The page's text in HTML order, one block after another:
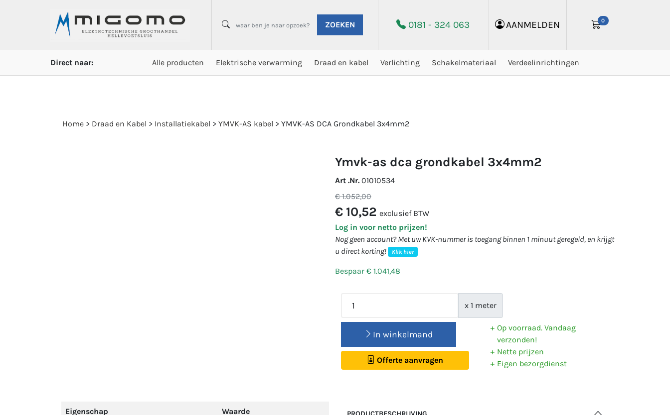
ZOEKEN 0181 - 324 063 AANMELDEN 0
Direct naar: Alle producten Elektrische verwarming Draad en kabel Verlichting Schakelmateriaal Verdeelinrichtingen
Home > Draad en Kabel > Installatiekabel > YMVK-AS kabel > YMVK-AS DCA Grondkabel 3x4mm2
ymvk-as dca grondkabel 3x4mm2
Art .Nr. 01010534
€ 1.052,00
€ 10,52 exclusief BTW
Log in voor netto prijzen!
Nog geen account? Met uw KVK-nummer is toegang binnen 1 minuut geregeld, en krijgt
u direct korting!
Klik hier
Bespaar € 1.041,48
x 1 meter
In winkelmand
Offerte aanvragen
Op voorraad. Vandaag
verzonden!
Nette prijzen
Eigen bezorgdienst
Eigenschap Waarde